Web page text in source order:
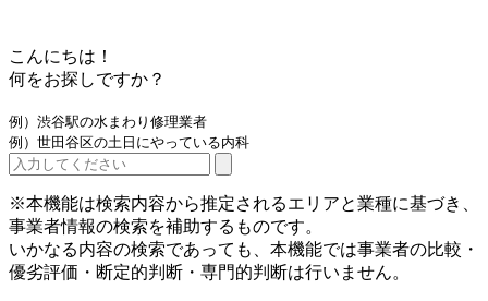
こんにちは！
何をお探しですか？
例）渋谷駅の水まわり修理業者
例）世田谷区の土日にやっている内科
※本機能は検索内容から推定されるエリアと業種に基づき、
事業者情報の検索を補助するものです。
いかなる内容の検索であっても、本機能では事業者の比較・
優劣評価・断定的判断・専門的判断は行いません。